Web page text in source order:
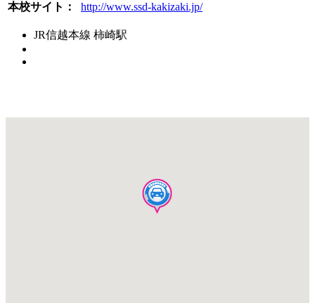
本校サイト：
http://www.ssd-kakizaki.jp/
JR信越本線 柿崎駅